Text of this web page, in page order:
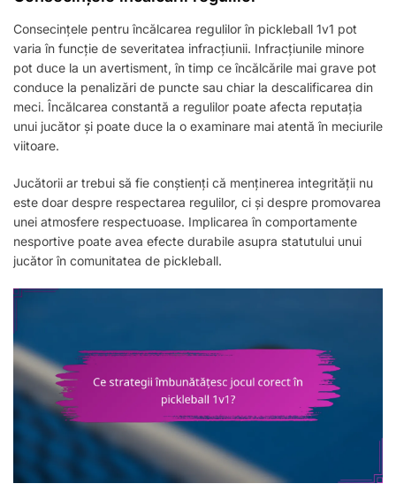
Consecințele pentru încălcarea regulilor în pickleball 1v1 pot
varia în funcție de severitatea infracțiunii. Infracțiunile minore
pot duce la un avertisment, în timp ce încălcările mai grave pot
conduce la penalizări de puncte sau chiar la descalificarea din
meci. Încălcarea constantă a regulilor poate afecta reputația
unui jucător și poate duce la o examinare mai atentă în meciurile
viitoare.
Jucătorii ar trebui să fie conștienți că menținerea integrității nu
este doar despre respectarea regulilor, ci și despre promovarea
unei atmosfere respectuoase. Implicarea în comportamente
nesportive poate avea efecte durabile asupra statutului unui
jucător în comunitatea de pickleball.